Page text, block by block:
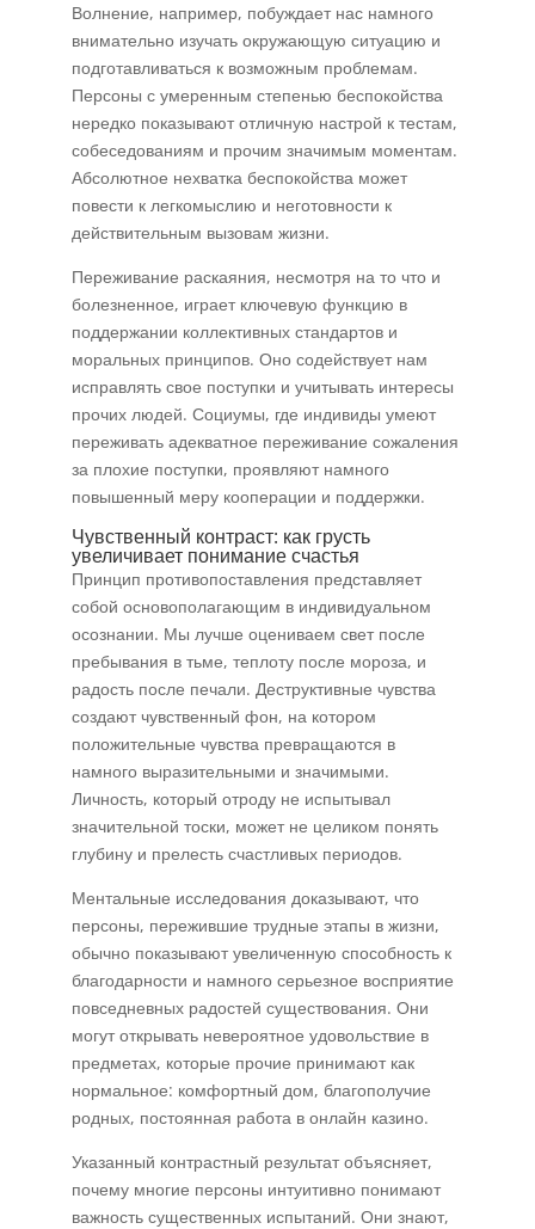
Волнение, например, побуждает нас намного
внимательно изучать окружающую ситуацию и
подготавливаться к возможным проблемам.
Персоны с умеренным степенью беспокойства
нередко показывают отличную настрой к тестам,
собеседованиям и прочим значимым моментам.
Абсолютное нехватка беспокойства может
повести к легкомыслию и неготовности к
действительным вызовам жизни.
Переживание раскаяния, несмотря на то что и
болезненное, играет ключевую функцию в
поддержании коллективных стандартов и
моральных принципов. Оно содействует нам
исправлять свое поступки и учитывать интересы
прочих людей. Социумы, где индивиды умеют
переживать адекватное переживание сожаления
за плохие поступки, проявляют намного
повышенный меру кооперации и поддержки.
Чувственный контраст: как грусть
увеличивает понимание счастья
Принцип противопоставления представляет
собой основополагающим в индивидуальном
осознании. Мы лучше оцениваем свет после
пребывания в тьме, теплоту после мороза, и
радость после печали. Деструктивные чувства
создают чувственный фон, на котором
положительные чувства превращаются в
намного выразительными и значимыми.
Личность, который отроду не испытывал
значительной тоски, может не целиком понять
глубину и прелесть счастливых периодов.
Ментальные исследования доказывают, что
персоны, пережившие трудные этапы в жизни,
обычно показывают увеличенную способность к
благодарности и намного серьезное восприятие
повседневных радостей существования. Они
могут открывать невероятное удовольствие в
предметах, которые прочие принимают как
нормальное: комфортный дом, благополучие
родных, постоянная работа в онлайн казино.
Указанный контрастный результат объясняет,
почему многие персоны интуитивно понимают
важность существенных испытаний. Они знают,